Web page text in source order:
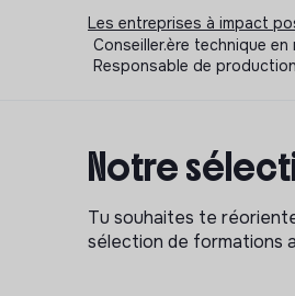
Les entreprises à impact
Conseiller.ère technique
Responsable de
Notre
Tu souhaites te
sélection de formations